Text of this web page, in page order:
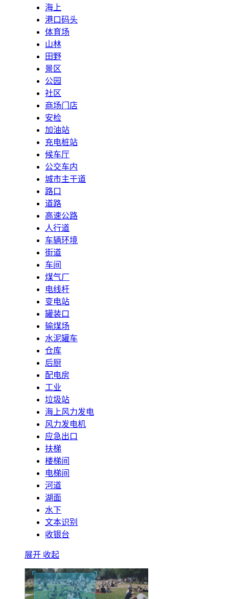
海上
港口码头
体育场
山林
田野
景区
公园
社区
商场门店
安检
加油站
充电桩站
候车厅
公交车内
城市主干道
路口
道路
高速公路
人行道
车辆环境
街道
车间
煤气厂
电线杆
变电站
罐装口
输煤场
水泥罐车
仓库
后厨
配电房
工业
垃圾站
海上风力发电
风力发电机
应急出口
扶梯
楼梯间
电梯间
河道
湖面
水下
文本识别
收银台
展开 收起